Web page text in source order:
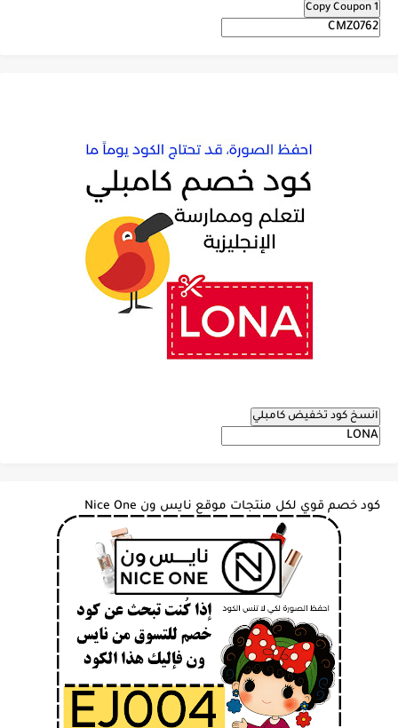
Copy Coupon 1
انسخ كود تخفيض كامبلي
كود خصم قوي لكل منتجات موقع نايس ون Nice One